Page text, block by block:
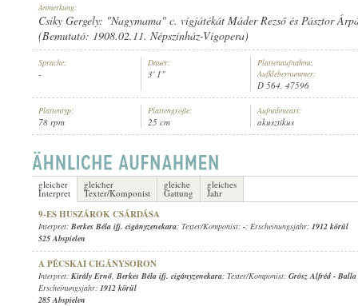
INTERPRET: BERKES BÉLA IFJ. CIGÁNYZENEKARA
Anmerkung:
Csiky Gergely: "Nagymama" c. vígjátékát Máder Rezső és Pásztor
(Bemutató: 1908.02.11. Népszínház-Vígopera)
Sprache:
-
Dauer:
3' 1"
Plattenaufnahme,
Aufklebernummer:
D 564, 47596
Plattentyp:
78 rpm
Plattengröße:
25 cm
Aufnahmeart:
akusztikus
gleicher
Interpret
gleicher
Texter/Komponist
gleiche
Gattung
gleiches
Jahr
9-ES HUSZÁROK CSÁRDÁSA
Interpret: Berkes Béla ifj. cigányzenekara; Texter/Komponist: -; Erscheinungsjahr: 1912 körül
525 Abspielen
A PÉCSKAI CIGÁNYSORON
Interpret: Király Ernő, Berkes Béla ifj. cigányzenekara; Texter/Komponist: Grósz Alfréd - Balla
Erscheinungsjahr: 1912 körül
285 Abspielen